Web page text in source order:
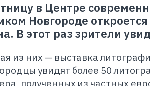
в Центре
Новгороде
В этот раз зрители
из них — выставка
увидят более 50
полученных из частных